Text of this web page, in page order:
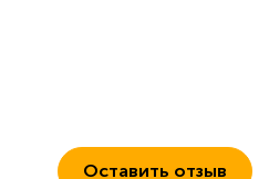
Оставить отзыв